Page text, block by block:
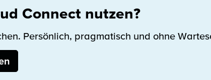
Connect nutzen?
Persönlich, pragmatisch und ohne